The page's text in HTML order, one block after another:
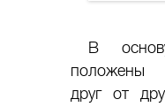
В
положены
друг от